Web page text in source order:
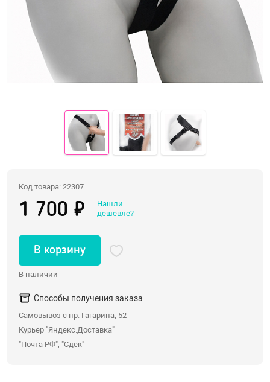
Реалистичные фаллосы
Двойные фаллосы
Классические дилдо
Фаллосы с семяизвержением
XXXL-фаллосы, фистинг
Анальные игрушки
Со стразами, хвостики
Насадки для двойного проникновения
С римминг эффектом
Массажеры простаты
Надувные пробки, тоннели
Анальные крюки
С дистанционным управлением
Души, клизмы
Код товара: 22307
1 700 ₽
Нашли
дешевле?
В корзину
В наличии
Способы получения заказа
Самовывоз с пр. Гагарина, 52
Курьер "Яндекс.Доставка"
"Почта РФ", "Сдек"